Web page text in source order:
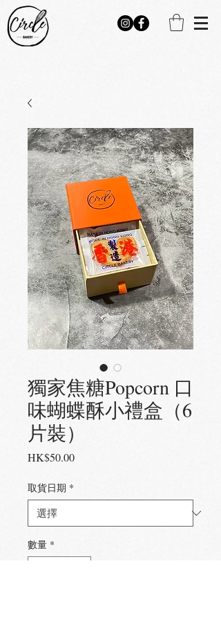
獨家焦糖Popcorn 口
味蝴蝶酥小禮盒（6
片裝）
HK$50.00價
取貨日期 *
數量 *